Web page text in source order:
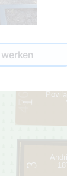
476
3
1